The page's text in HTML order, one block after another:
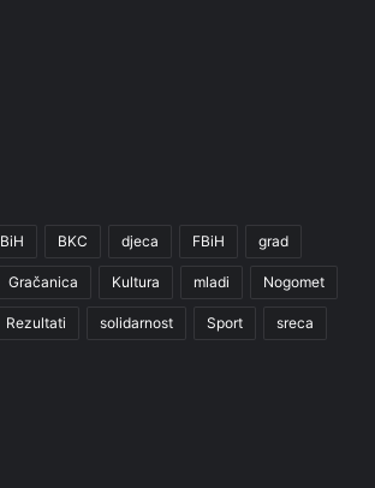
BiH BKC djeca FBiH grad
Gračanica Kultura mladi Nogomet
Rezultati solidarnost Sport sreca